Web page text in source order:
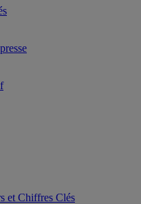
et Chiffres Clés